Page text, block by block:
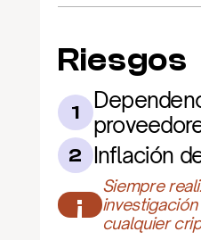
Riesgos
1
2 Inflación
¡
Siempre
cualquier